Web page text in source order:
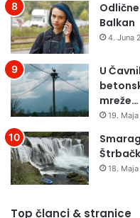
Balkan
4. Juna
U
mreže…
19.
18.
Top članci & stranice